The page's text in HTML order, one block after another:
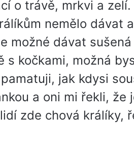
o trávě, mrkvi a
nemělo dávat
možné dávat
s kočkami, možná
jak kdysi
a oni mi řekli, že
zde chová králíky,